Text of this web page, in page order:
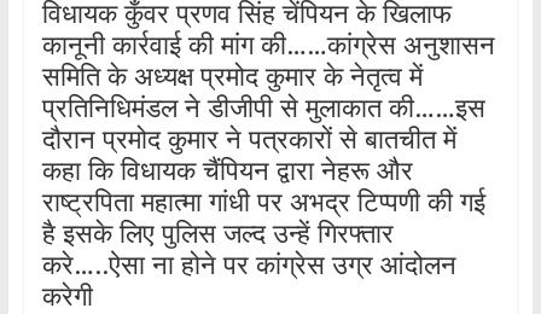
विधायक कुँवर प्रणव सिंह चेंपियन के खिलाफ
कानूनी कार्रवाई की मांग की……कांग्रेस अनुशासन
समिति के अध्यक्ष प्रमोद कुमार के नेतृत्व में
प्रतिनिधिमंडल ने डीजीपी से मुलाकात की……इस
दौरान प्रमोद कुमार ने पत्रकारों से बातचीत में
कहा कि विधायक चैंपियन द्वारा नेहरू और
राष्ट्रपिता महात्मा गांधी पर अभद्र टिप्पणी की गई
है इसके लिए पुलिस जल्द उन्हें गिरफ्तार
करे…..ऐसा ना होने पर कांग्रेस उग्र आंदोलन
करेगी